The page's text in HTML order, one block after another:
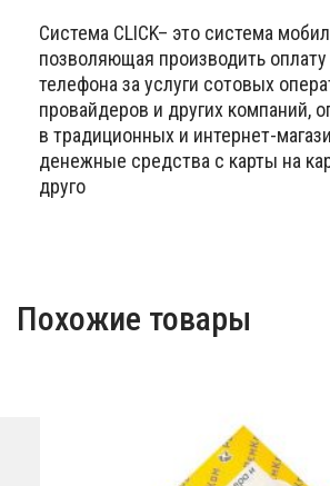
Система CLICK– это система
позволяющая производить
телефона за услуги сотовых
провайдеров и других компаний,
в традиционных и интернет-
денежные средства с карты на
друго
Похожие товары